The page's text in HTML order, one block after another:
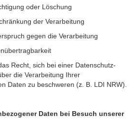
oder Löschung
der Verarbeitung
gegen die Verarbeitung
Recht, sich bei einer Datenschutz-
die Verarbeitung Ihrer
Daten zu beschweren (z. B. LDI NRW).
Daten bei Besuch unserer